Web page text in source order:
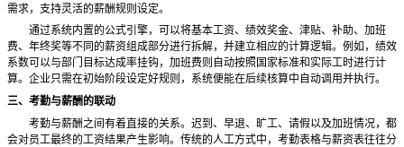
需求，支持灵活的薪酬规则设定。
通过系统内置的公式引擎，可以将基本工资、绩效奖金、津贴、补助、加班
费、年终奖等不同的薪资组成部分进行拆解，并建立相应的计算逻辑。例如，绩效
系数可以与部门目标达成率挂钩，加班费则自动按照国家标准和实际工时进行计
算。企业只需在初始阶段设定好规则，系统便能在后续核算中自动调用并执行。
三、考勤与薪酬的联动
考勤与薪酬之间有着直接的关系。迟到、早退、旷工、请假以及加班情况，都
会对员工最终的工资结果产生影响。传统的人工方式中，考勤表格与薪资表往往分